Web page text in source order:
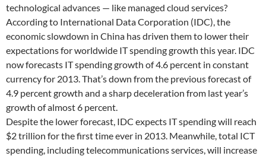
technological advances — like managed cloud services?
According to International Data Corporation (IDC), the
economic slowdown in China has driven them to lower their
expectations for worldwide IT spending growth this year. IDC
now forecasts IT spending growth of 4.6 percent in constant
currency for 2013. That’s down from the previous forecast of
4.9 percent growth and a sharp deceleration from last year’s
growth of almost 6 percent.
Despite the lower forecast, IDC expects IT spending will reach
$2 trillion for the first time ever in 2013. Meanwhile, total ICT
spending, including telecommunications services, will increase